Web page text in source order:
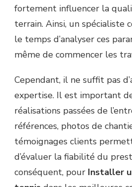
fortement influencer la
terrain. Ainsi, un spécialiste
le temps d’analyser ces
même de commencer les
Cependant, il ne suffit pas
expertise. Il est important
réalisations passées de
références, photos de
témoignages clients
d’évaluer la fiabilité du
conséquent, pour Installer